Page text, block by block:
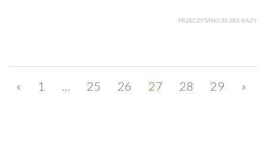
PRZECZYTANO 30 285 RAZY
« 1 25 26 27 28 29 »